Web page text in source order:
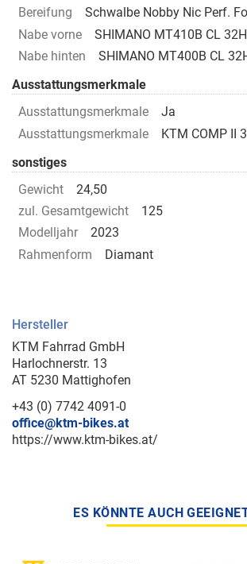
Bereifung
Schwalbe Nobby Nic Perf.
Nabe vorne
SHIMANO MT410B CL
Nabe hinten
SHIMANO MT400B CL
Ausstattungsmerkmale
Ausstattungsmerkmale
Ja
Ausstattungsmerkmale
KTM COMP II
sonstiges
Gewicht
24,50
zul. Gesamtgewicht
125
Modelljahr
2023
Rahmenform
Diamant
Hersteller
KTM Fahrrad GmbH
Harlochnerstr. 13
AT 5230 Mattighofen
+43 (0) 7742 4091-0
office@ktm-bikes.at
https://www.ktm-bikes.at/
ES KÖNNTE AUCH